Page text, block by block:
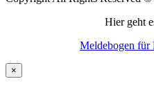
Hier geht
Meldebogen für
×